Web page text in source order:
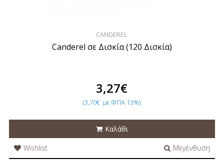
CANDEREL
Canderel σε Δισκία (120 Δισκία)
3,27€
(3,70€ με ΦΠΑ 13%)
Καλάθι
Wishlist
Μεγένθυση